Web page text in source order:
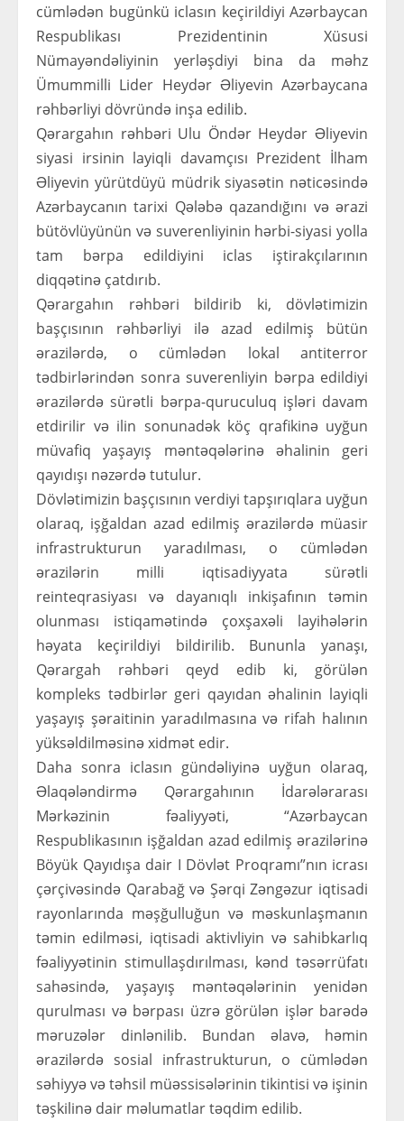
cümlədən bugünkü iclasın keçirildiyi Azərbaycan
Respublikası Prezidentinin Xüsusi
Nümayəndəliyinin yerləşdiyi bina da məhz
Ümummilli Lider Heydər Əliyevin Azərbaycana
rəhbərliyi dövründə inşa edilib.
Qərargahın rəhbəri Ulu Öndər Heydər Əliyevin
siyasi irsinin layiqli davamçısı Prezident İlham
Əliyevin yürütdüyü müdrik siyasətin nəticəsində
Azərbaycanın tarixi Qələbə qazandığını və ərazi
bütövlüyünün və suverenliyinin hərbi-siyasi yolla
tam bərpa edildiyini iclas iştirakçılarının
diqqətinə çatdırıb.
Qərargahın rəhbəri bildirib ki, dövlətimizin
başçısının rəhbərliyi ilə azad edilmiş bütün
ərazilərdə, o cümlədən lokal antiterror
tədbirlərindən sonra suverenliyin bərpa edildiyi
ərazilərdə sürətli bərpa-quruculuq işləri davam
etdirilir və ilin sonunadək köç qrafikinə uyğun
müvafiq yaşayış məntəqələrinə əhalinin geri
qayıdışı nəzərdə tutulur.
Dövlətimizin başçısının verdiyi tapşırıqlara uyğun
olaraq, işğaldan azad edilmiş ərazilərdə müasir
infrastrukturun yaradılması, o cümlədən
ərazilərin milli iqtisadiyyata sürətli
reinteqrasiyası və dayanıqlı inkişafının təmin
olunması istiqamətində çoxşaxəli layihələrin
həyata keçirildiyi bildirilib. Bununla yanaşı,
Qərargah rəhbəri qeyd edib ki, görülən
kompleks tədbirlər geri qayıdan əhalinin layiqli
yaşayış şəraitinin yaradılmasına və rifah halının
yüksəldilməsinə xidmət edir.
Daha sonra iclasın gündəliyinə uyğun olaraq,
Əlaqələndirmə Qərargahının İdarələrarası
Mərkəzinin fəaliyyəti, “Azərbaycan
Respublikasının işğaldan azad edilmiş ərazilərinə
Böyük Qayıdışa dair I Dövlət Proqramı”nın icrası
çərçivəsində Qarabağ və Şərqi Zəngəzur iqtisadi
rayonlarında məşğulluğun və məskunlaşmanın
təmin edilməsi, iqtisadi aktivliyin və sahibkarlıq
fəaliyyətinin stimullaşdırılması, kənd təsərrüfatı
sahəsində, yaşayış məntəqələrinin yenidən
qurulması və bərpası üzrə görülən işlər barədə
məruzələr dinlənilib. Bundan əlavə, həmin
ərazilərdə sosial infrastrukturun, o cümlədən
səhiyyə və təhsil müəssisələrinin tikintisi və işinin
təşkilinə dair məlumatlar təqdim edilib.